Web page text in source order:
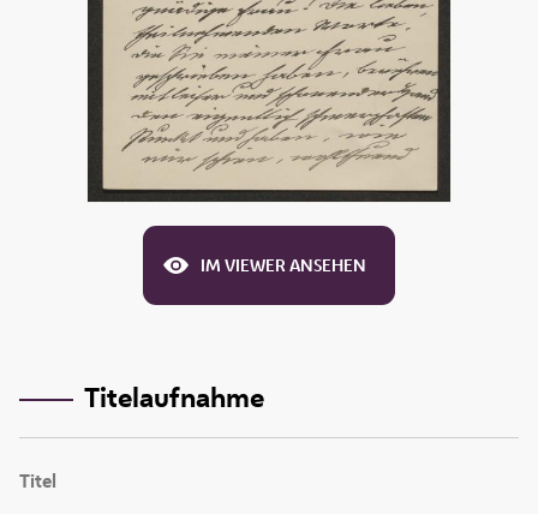
IM VIEWER ANSEHEN
Titelaufnahme
Titel